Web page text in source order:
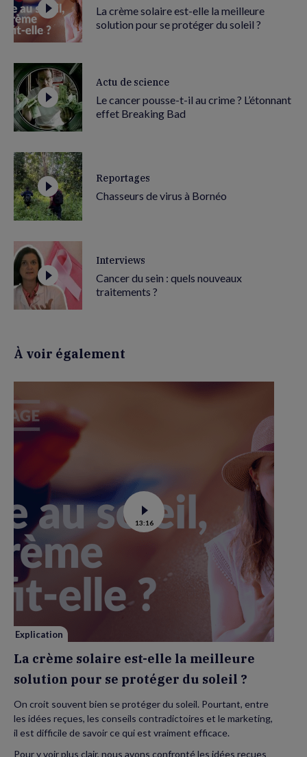
La crème solaire est-elle la meilleure
solution pour se protéger du soleil ?
Actu de science
Le cancer pousse-t-il au crime ? L’étonnant
effet Breaking Bad
Reportages
Chasseurs de virus à Bornéo
Interviews
Cancer du sein : quels nouveaux
traitements ?
À voir également
Voir
la
vidéo
est-
elle
la
meilleure
solution
protéger
soleil
13:16
Explication
La crème solaire est-elle la meilleure
solution pour se protéger du soleil ?
On croit souvent bien se protéger du soleil. Pourtant, entre
les idées reçues, les conseils contradictoires et le marketing,
il est difficile de savoir ce qui est vraiment efficace.
Pour y voir plus clair, nous avons confronté les idées reçues